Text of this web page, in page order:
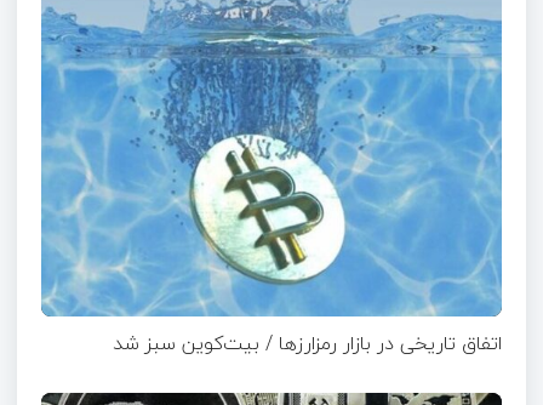
اتفاق تاریخی در بازار رمزارزها / بیت‌کوین سبز شد